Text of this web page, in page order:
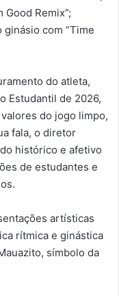
Good Remix”;
com “Time
do atleta,
Estudantil de 2026,
do jogo limpo,
fala, o diretor
histórico e afetivo
de estudantes e
artísticas
rítmica e ginástica
símbolo da